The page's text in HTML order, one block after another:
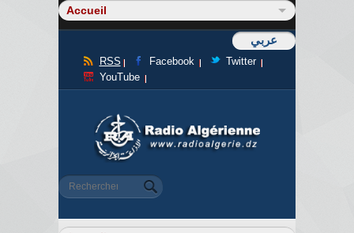
عربي
RSS Facebook
Twitter
YouTube
Formulaire de recherche
Rechercher